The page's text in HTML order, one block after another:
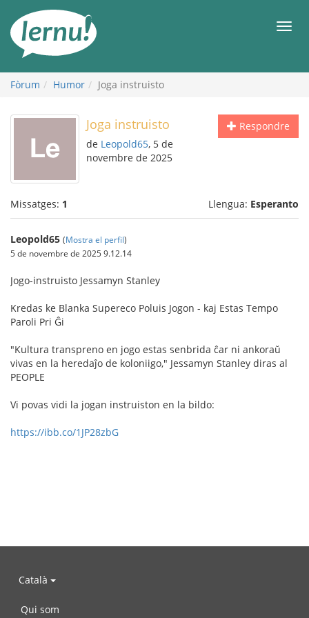
contingut
Fòrum Humor Joga instruisto
Respondre
Joga instruisto
de Leopold65, 5 de
novembre de 2025
Missatges: 1 Llengua: Esperanto
Leopold65 (Mostra el perfil)
5 de novembre de 2025 9.12.14
Jogo-instruisto Jessamyn Stanley
Kredas ke Blanka Supereco Poluis Jogon - kaj Estas Tempo
Paroli Pri Ĝi
"Kultura transpreno en jogo estas senbrida ĉar ni ankoraŭ
vivas en la heredaĵo de koloniigo," Jessamyn Stanley diras al
PEOPLE
Vi povas vidi la jogan instruiston en la bildo:
https://ibb.co/1JP28zbG
Català
Qui som